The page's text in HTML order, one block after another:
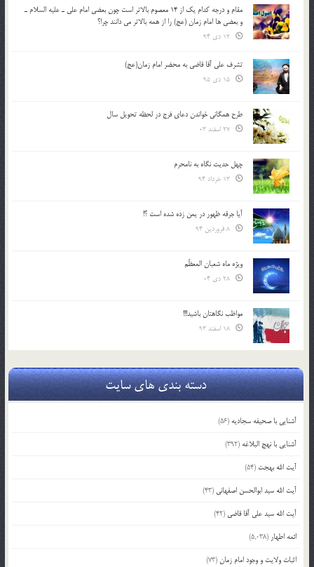
مقام و درجه كدام يك از 14 معصوم بالاتر است چون بعضي امام علي ـ عليه السلام ـ
و بعضي ها امام زمان (عج) را از همه بالاتر مي دانند چرا؟
تشرف علي آقا قاضي به محضر امام زمان(عج)
طرح همگانی خواندن دعای فرج در لحظه تحویل سال
چهل حدیث نگاه به نامحرم
آیا جرقه ظهور در یمن زده شده است ؟!
ویژه ماه شعبان المعظّم
مواظب نگاهتان باشید!!!
دسته بندی های سایت
آشنایی با صحیفه سجادیه (56)
آشنایی با نهج البلاغه (392)
آیت الله بهجت (54)
آیت الله سید ابوالحسن اصفهانی (43)
آیت الله سید علی آقا قاضی (42)
ائمه اطهار (5,038)
اثبات ولایت و وجود امام زمان(73)